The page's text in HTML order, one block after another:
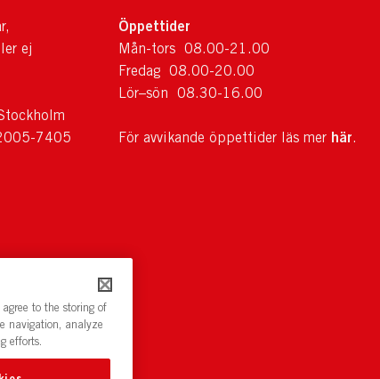
ej
7405
Öppettider
Mån-tors 08.00-21.00
Fredag 08.00-20.00
Lör–sön 08.30-16.00
För avvikande öppettider läs mer här.
to the storing of
navigation, analyze
efforts.